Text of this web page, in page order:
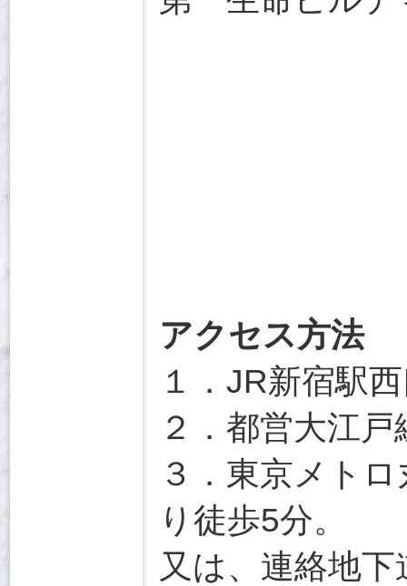
アクセス方法
１．JR新宿駅
２．都営大江
３．東京メト
り徒歩5分。
又は、連絡地